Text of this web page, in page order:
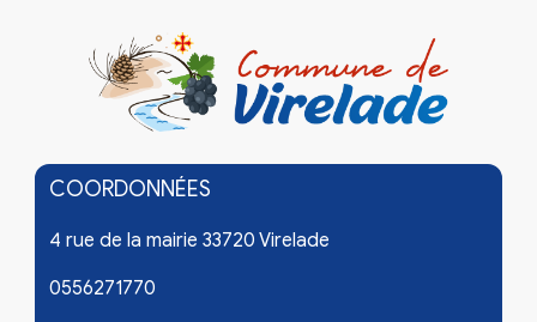
COORDONNÉES
4 rue de la mairie 33720 Virelade
0556271770